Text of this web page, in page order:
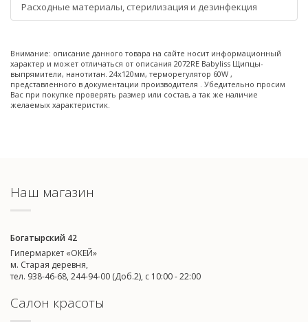
Расходные материалы, стерилизация и дезинфекция
Внимание: описание данного товара на сайте носит информационный
характер и может отличаться от описания 2072RE Babyliss Щипцы-
выпрямители, нанотитан. 24х120мм, терморегулятор 60W ,
представленного в документации производителя . Убедительно просим
Вас при покупке проверять размер или состав, а так же наличие
желаемых характеристик.
Наш магазин
Богатырский 42
Гипермаркет «ОКЕЙ»
м. Старая деревня,
тел. 938-46-68, 244-94-00 (Доб.2), c 10:00 - 22:00
Салон красоты